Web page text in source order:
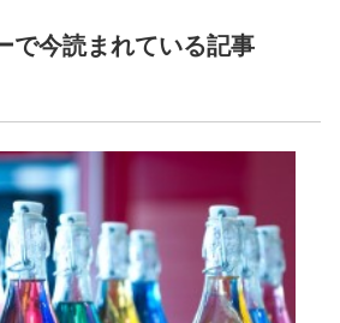
で今読まれている記事